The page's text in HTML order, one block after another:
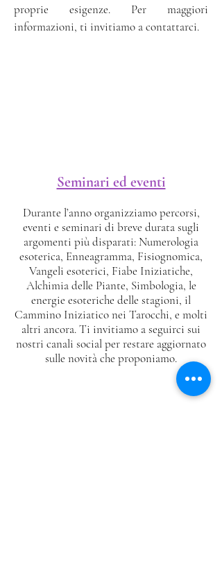
proprie esigenze. Per maggiori
informazioni, ti invitiamo a contattarci.
Seminari ed eventi
Durante l’anno organizziamo percorsi,
eventi e seminari di breve durata sugli
argomenti più disparati: Numerologia
esoterica, Enneagramma, Fisiognomica,
Vangeli esoterici, Fiabe Iniziatiche,
Alchimia delle Piante, Simbologia, le
energie esoteriche delle stagioni, il
Cammino Iniziatico nei Tarocchi, e molti
altri ancora. Ti invitiamo a seguirci sui
nostri canali social per restare aggiornato
sulle novità che proponiamo.
Voglio saperne di più